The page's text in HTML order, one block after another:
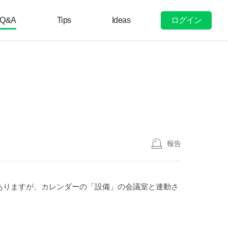
Q&A Tips Ideas ログイン
報告
ますが、カレンダーの「設備」の会議室と連動さ